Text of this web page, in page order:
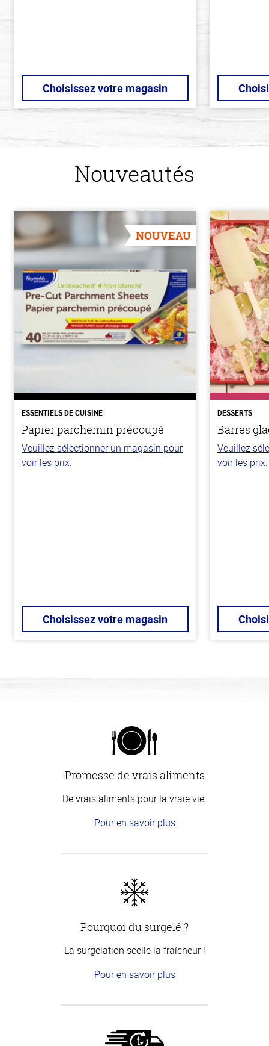
Choisissez votre magasin
Nouveautés
NOUVEAU
ESSENTIELS DE CUISINE
Papier parchemin précoupé
Veuillez sélectionner un magasin pour
voir les prix.
Choisissez votre magasin
DESSERTS
Barres
Veuillez
voir les prix.
Promesse de vrais aliments
De vrais aliments pour la vraie vie.
Pour en savoir plus
Pourquoi du surgelé ?
La surgélation scelle la fraîcheur !
Pour en savoir plus